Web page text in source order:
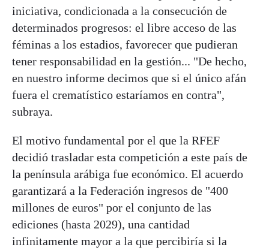
iniciativa, condicionada a la consecución de
determinados progresos: el libre acceso de las
féminas a los estadios, favorecer que pudieran
tener responsabilidad en la gestión... "De hecho,
en nuestro informe decimos que si el único afán
fuera el crematístico estaríamos en contra",
subraya.
El motivo fundamental por el que la RFEF
decidió trasladar esta competición a este país de
la península arábiga fue económico. El acuerdo
garantizará a la Federación ingresos de "400
millones de euros" por el conjunto de las
ediciones (hasta 2029), una cantidad
infinitamente mayor a la que percibiría si la